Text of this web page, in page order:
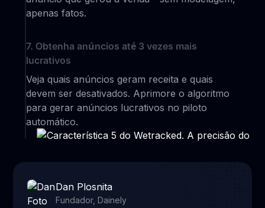
apenas fatos.
7. Obtenha anúncios até 3 vezes mais
lucrativos
Veja quais anúncios geram receita e quais
devem ser desativados. Aprimore o algoritmo
para gerar anúncios lucrativos no piloto
automático.
Dan Plosnita
Fundador, Dainely